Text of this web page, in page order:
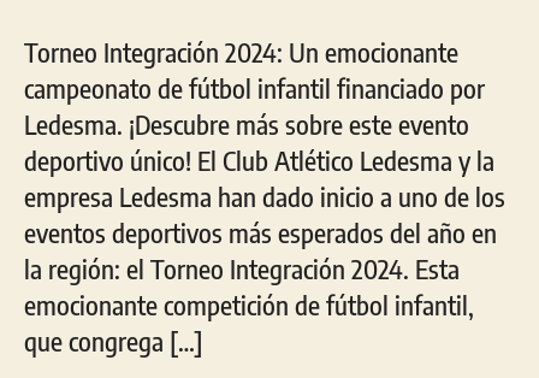
Torneo Integración 2024: Un emocionante
campeonato de fútbol infantil financiado por
Ledesma. ¡Descubre más sobre este evento
deportivo único! El Club Atlético Ledesma y la
empresa Ledesma han dado inicio a uno de los
eventos deportivos más esperados del año en
la región: el Torneo Integración 2024. Esta
emocionante competición de fútbol infantil,
que congrega […]